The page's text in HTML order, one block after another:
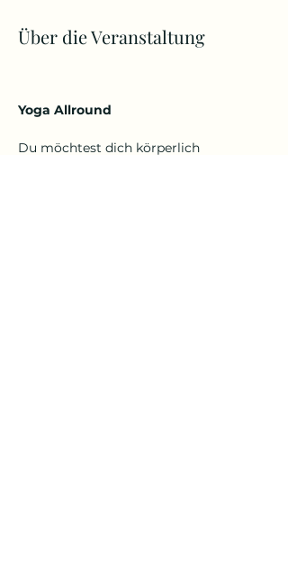
Über die Veranstaltung
Yoga Allround
Du möchtest dich körperlich